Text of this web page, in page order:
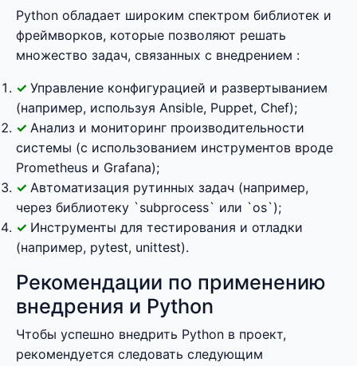
Python обладает широким спектром библиотек и
фреймворков, которые позволяют решать
множество задач, связанных с внедрением :
Управление конфигурацией и развертыванием
(например, используя Ansible, Puppet, Chef);
Анализ и мониторинг производительности
системы (с использованием инструментов вроде
Prometheus и Grafana);
Автоматизация рутинных задач (например,
через библиотеку `subprocess` или `os`);
Инструменты для тестирования и отладки
(например, pytest, unittest).
Рекомендации по применению
внедрения и Python
Чтобы успешно внедрить Python в проект,
рекомендуется следовать следующим